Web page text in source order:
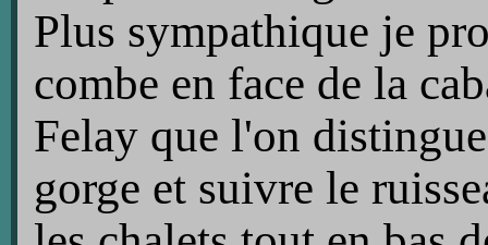
Plus sympathique je
combe en face de la
Felay que l'on
gorge et suivre le